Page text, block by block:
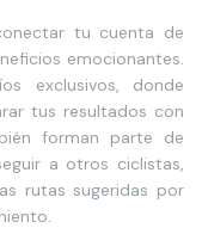
tu cuenta de
emocionantes.
exclusivos, donde
tus resultados con
forman parte de
a otros ciclistas,
rutas sugeridas por